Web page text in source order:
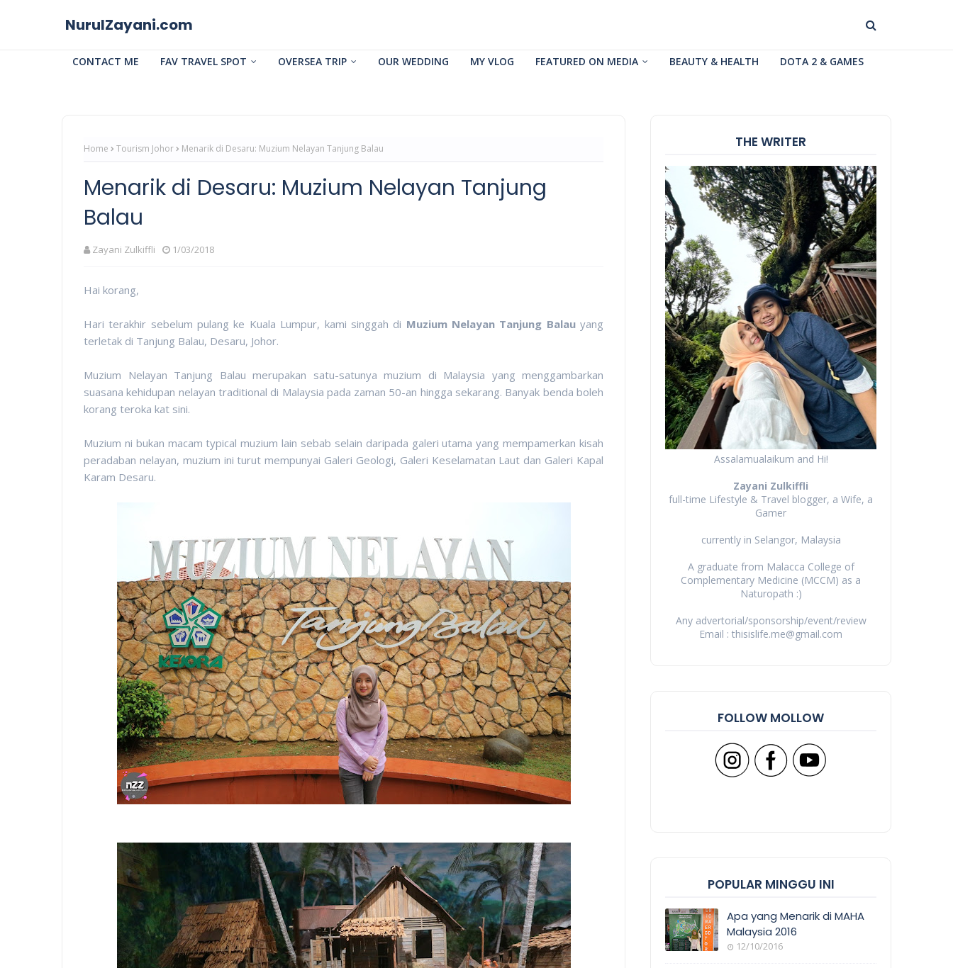
NurulZayani.com
CONTACT ME FAV TRAVEL SPOT OVERSEA TRIP OUR WEDDING MY VLOG FEATURED ON MEDIA BEAUTY & HEALTH DOTA 2 & GAMES
Home Tourism Johor Menarik di Desaru: Muzium Nelayan Tanjung Balau
Menarik di Desaru: Muzium Nelayan Tanjung
Balau
Zayani Zulkiffli 1/03/2018
Hai korang,
Hari terakhir sebelum pulang ke Kuala Lumpur, kami singgah di Muzium Nelayan Tanjung Balauyang
terletak di Tanjung Balau, Desaru, Johor.
Muzium Nelayan Tanjung Balau merupakan satu-satunya muzium di Malaysia yang menggambarkan
suasana kehidupan nelayan traditional di Malaysia pada zaman 50-an hingga sekarang. Banyak benda boleh
korang teroka kat sini.
Muzium ni bukan macam typical muzium lain sebab selain daripada galeri utama yang mempamerkan kisah
peradaban nelayan, muzium ini turut mempunyai Galeri Geologi, Galeri Keselamatan Laut dan Galeri Kapal
Karam Desaru.
THE WRITER
Assalamualaikum and Hi!
Zayani Zulkiffli
full-time Lifestyle & Travel blogger, a Wife, a
Gamer
currently in Selangor, Malaysia
A graduate from Malacca College of
Complementary Medicine (MCCM) as a
Naturopath :)
Any advertorial/sponsorship/event/review
Email : thisislife.me@gmail.com
FOLLOW MOLLOW
POPULAR MINGGU INI
Apa yang Menarik di MAHA
Malaysia 2016
12/10/2016